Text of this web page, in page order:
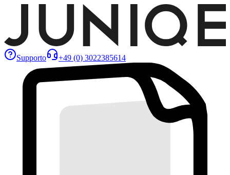
Supporto +49 (0) 3022385614